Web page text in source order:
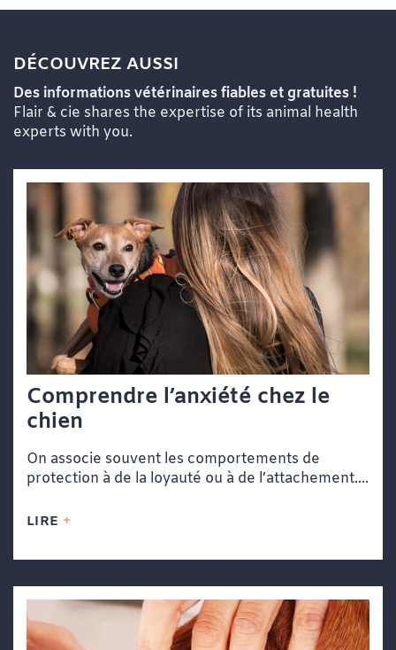
DÉCOUVREZ AUSSI
Des informations vétérinaires fiables et gratuites !
Flair & cie shares the expertise of its animal health
experts with you.
Comprendre l’anxiété chez le
chien
On associe souvent les comportements de
protection à de la loyauté ou à de l’attachement....
LIRE